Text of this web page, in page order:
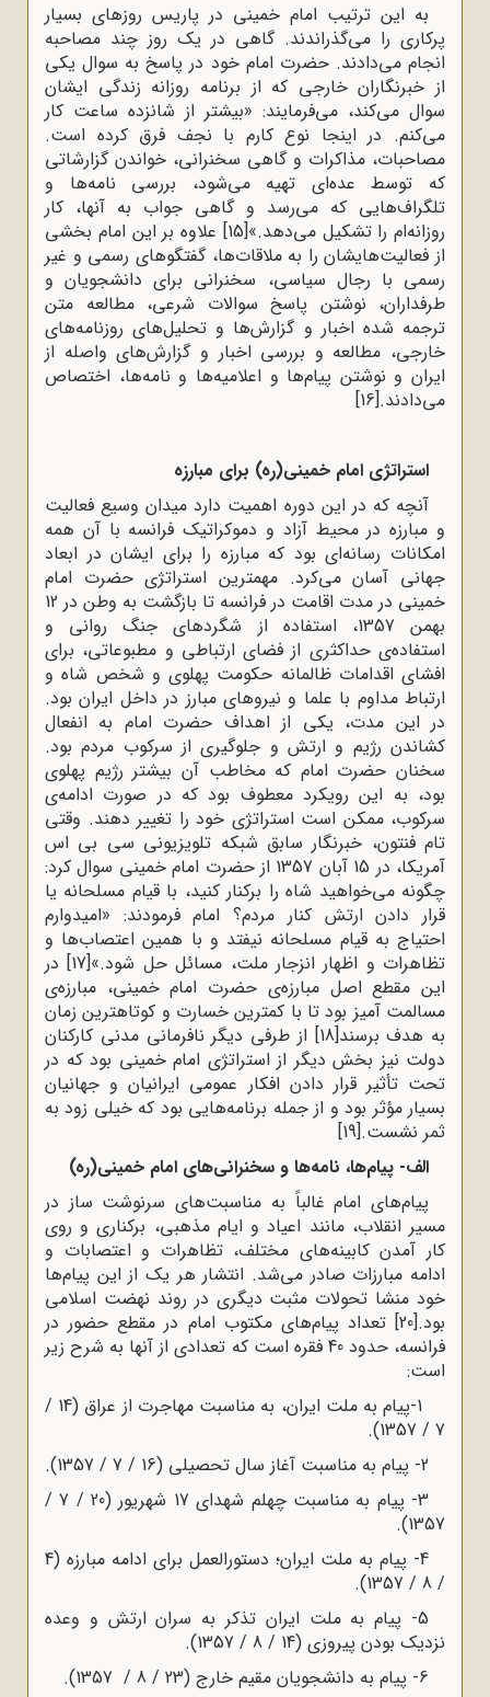
به این ترتیب امام خمینی در پاریس روزهای بسیار
پرکاری را می‌گذراندند. گاهی در یک روز چند مصاحبه
انجام می‌دادند. حضرت امام خود در پاسخ به سوال یکی
از خبرنگاران خارجی که از برنامه روزانه زندگی ایشان
سوال می‌کند، می‌فرمایند: «بیشتر از شانزده ساعت کار
می‌کنم. در اینجا نوع کارم با نجف فرق کرده است.
مصاحبات، مذاکرات و گاهی سخنرانی، خواندن گزارشاتی
که توسط عده‌ای تهیه می‌شود، بررسی نامه‌ها و
تلگراف‌هایی که می‌رسد و گاهی جواب به آنها، کار
روزانه‌ام را تشکیل می‌دهد.»[15] علاوه بر این امام بخشی
از فعالیت‌هایشان را به ملاقات‌ها، گفتگوهای رسمی و غیر
رسمی با رجال سیاسی، سخنرانی برای دانشجویان و
طرفداران، نوشتن پاسخ سوالات شرعی، مطالعه متن
ترجمه شده اخبار و گزارش‌ها و تحلیل‌های روزنامه‌های
خارجی، مطالعه و بررسی اخبار و گزارش‌های واصله از
ایران و نوشتن پیام‌ها و اعلامیه‌ها و نامه‌ها، اختصاص
می‌دادند.[16]
استراتژی امام خمینی(ره) برای مبارزه
آنچه که در این دوره اهمیت دارد میدان وسیع فعالیت
و مبارزه در محیط آزاد و دموکراتیک فرانسه با آن همه
امکانات رسانه‌ای بود که مبارزه را برای ایشان در ابعاد
جهانی آسان می‌کرد. مهمترین استراتژی حضرت امام
خمینی در مدت اقامت در فرانسه تا بازگشت به وطن در 12
بهمن 1357، استفاده از شگردهای جنگ روانی و
استفاده‌ی حداکثری از فضای ارتباطی و مطبوعاتی، برای
افشای اقدامات ظالمانه حکومت پهلوی و شخص شاه و
ارتباط مداوم با علما و نیروهای مبارز در داخل ایران بود.
در این مدت، یکی از اهداف حضرت امام به انفعال
کشاندن رژیم و ارتش و جلوگیری از سرکوب مردم بود.
سخنان حضرت امام که مخاطب آن بیشتر رژیم پهلوی
بود، به این رویکرد معطوف بود که در صورت ادامه‌ی
سرکوب، ممکن است استراتژی خود را تغییر دهند. وقتی
تام فنتون، خبرنگار سابق شبکه تلویزیونی سی بی اس
آمریکا، در 15 آبان 1357 از حضرت امام خمینی سوال کرد:
چگونه می‌خواهید شاه را برکنار کنید، با قیام مسلحانه یا
قرار دادن ارتش کنار مردم؟ امام فرمودند: «امیدوارم
احتیاج به قیام مسلحانه نیفتد و با همین اعتصاب‌ها و
تظاهرات و اظهار انزجار ملت، مسائل حل شود.»[17]در
این مقطع اصل مبارزه‌ی حضرت امام خمینی، مبارزه‌ی
مسالمت آمیز بود تا با کمترین خسارت و کوتاهترین زمان
به هدف برسند[18] از طرفی دیگر نافرمانی مدنی کارکنان
دولت نیز بخش دیگر از استراتژی امام خمینی بود که در
تحت تأثیر قرار دادن افکار عمومی ایرانیان و جهانیان
بسیار مؤثر بود و از جمله برنامه‌هایی بود که خیلی زود به
ثمر نشست.[19]
الف- پیام‌ها، نامه‌ها و سخنرانی‌های امام خمینی(ره)
پیام‌های امام غالباً به مناسبت‌های سرنوشت ساز در
مسیر انقلاب، مانند اعیاد و ایام مذهبی، برکناری و روی
کار آمدن کابینه‌های مختلف، تظاهرات و اعتصابات و
ادامه مبارزات صادر می‌شد. انتشار هر یک از این پیام‌ها
خود منشا تحولات مثبت دیگری در روند نهضت اسلامی
بود.[20] تعداد پیام‌های مکتوب امام در مقطع حضور در
فرانسه، حدود 40 فقره است که تعدادی از آنها به شرح زیر
است:
-1پیام به ملت ایران، به مناسبت مهاجرت از عراق (4
1 /
7 / 1357)
.
2- پیام به مناسبت آغاز سال تحصیلی (16 / 7 / 1357).
3- پیام به مناسبت چهلم شهدای 17 شهریور (20 / 7 /
1357).
4- پیام به ملت ایران؛ دستورالعمل برای ادامه مبارزه (4
/ 8 / 1357).
5- پیام به ملت ایران تذکر به سران ارتش و وعده
نزدیک بودن پیروزی (14 / 8 / 1357).
6- پیام به دانشجویان مقیم خارج (23 / 8 / 1357).